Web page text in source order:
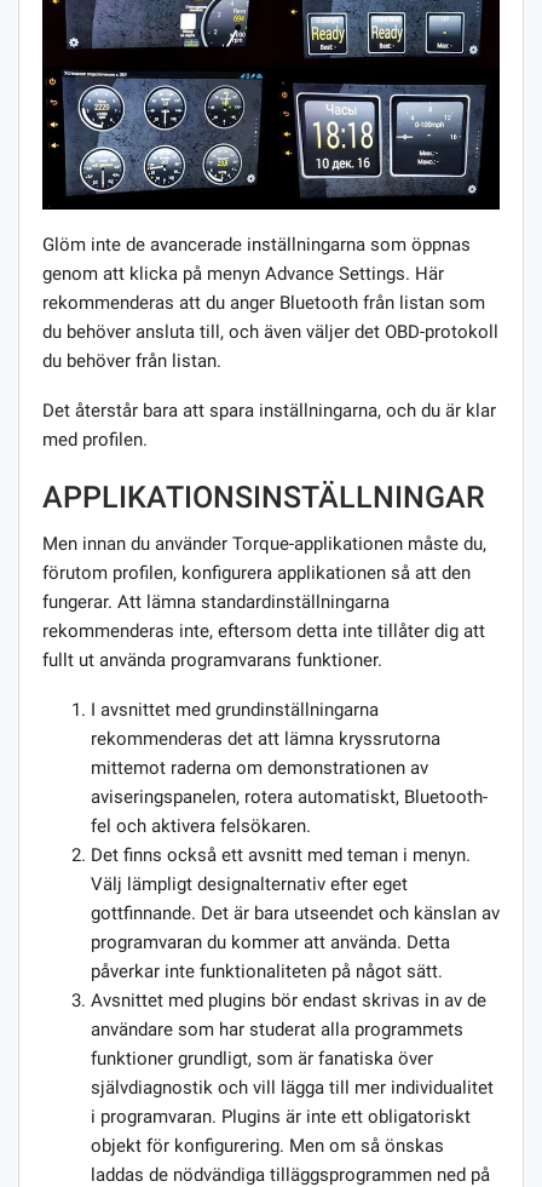
Glöm inte de avancerade inställningarna som öppnas
genom att klicka på menyn Advance Settings. Här
rekommenderas att du anger Bluetooth från listan som
du behöver ansluta till, och även väljer det OBD-protokoll
du behöver från listan.
Det återstår bara att spara inställningarna, och du är klar
med profilen.
APPLIKATIONSINSTÄLLNINGAR
Men innan du använder Torque-applikationen måste du,
förutom profilen, konfigurera applikationen så att den
fungerar. Att lämna standardinställningarna
rekommenderas inte, eftersom detta inte tillåter dig att
fullt ut använda programvarans funktioner.
I avsnittet med grundinställningarna
rekommenderas det att lämna kryssrutorna
mittemot raderna om demonstrationen av
aviseringspanelen, rotera automatiskt, Bluetooth-
fel och aktivera felsökaren.
Det finns också ett avsnitt med teman i menyn.
Välj lämpligt designalternativ efter eget
gottfinnande. Det är bara utseendet och känslan av
programvaran du kommer att använda. Detta
påverkar inte funktionaliteten på något sätt.
Avsnittet med plugins bör endast skrivas in av de
användare som har studerat alla programmets
funktioner grundligt, som är fanatiska över
självdiagnostik och vill lägga till mer individualitet
i programvaran. Plugins är inte ett obligatoriskt
objekt för konfigurering. Men om så önskas
laddas de nödvändiga tilläggsprogrammen ned på